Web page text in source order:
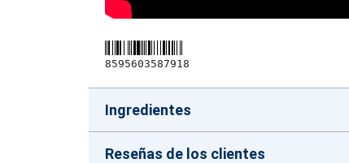
8595603587918
Ingredientes
Reseñas de los clientes